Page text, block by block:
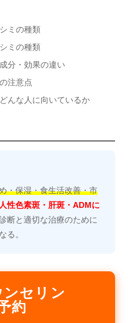
ミの種類
ミの種類
分・効果の違い
注意点
んな人に向いているか
・保湿・食生活改善・市
性色素斑・肝斑・ADMに
断と適切な治療のために
る。
ンセリン
約